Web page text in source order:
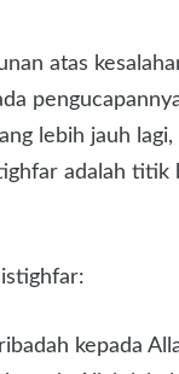
atas
lebih jauh
adalah
kepada